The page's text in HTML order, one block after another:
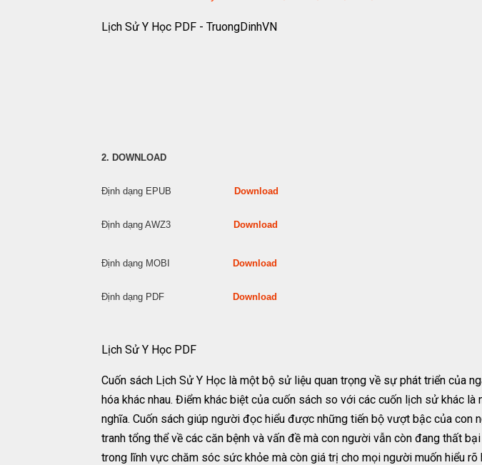
Lịch Sử Y Học PDF - TruongDinhVN
2. DOWNLOAD
Định dạng EPUB Download
Định dạng AWZ3 Download
Định dạng MOBI Download
Định dạng PDF Download
Lịch Sử Y Học PDF
Cuốn sách Lịch Sử Y Học là một bộ sử liệu quan trọng về sự phát triển của
hóa khác nhau. Điểm khác biệt của cuốn sách so với các cuốn lịch sử khác
nghĩa. Cuốn sách giúp người đọc hiểu được những tiến bộ vượt bậc của
tranh tổng thể về các căn bệnh và vấn đề mà con người vẫn còn đang thất
trong lĩnh vực chăm sóc sức khỏe mà còn giá trị cho mọi người muốn hiểu